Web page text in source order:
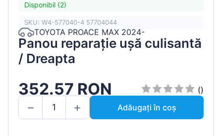
Disponibil (2)
SKU: W4-577040-4 57704044
TOYOTA PROACE MAX 2024-
Panou reparație ușă culisantă
/ Dreapta
352.57 RON
()
Adăugați în coș